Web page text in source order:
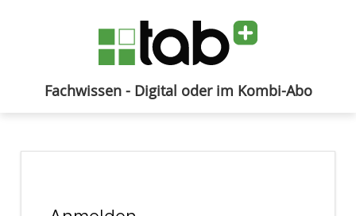
Fachwissen - Digital oder im Kombi-Abo